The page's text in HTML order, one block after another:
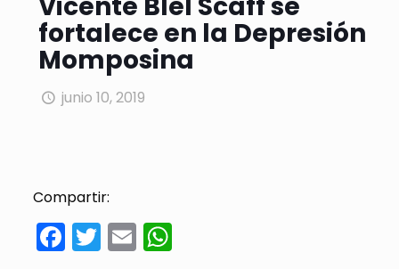
Vicente Blel Scaff se
fortalece en la Depresión
Momposina
junio 10, 2019
Compartir:
Facebook
Twitter
EmailWhatsApp